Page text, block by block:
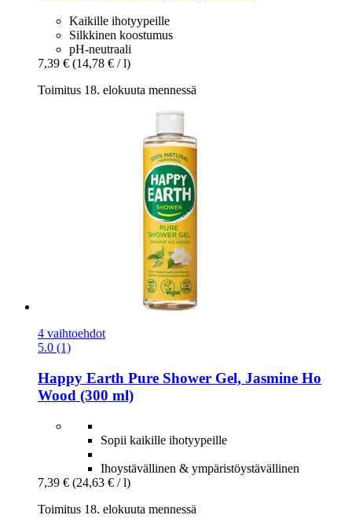
Kaikille ihotyypeille
Silkkinen koostumus
pH-neutraali
7,39 € (14,78 € / l)
Toimitus 18. elokuuta mennessä
4 vaihtoehdot
5.0 (1)
Happy Earth Pure Shower Gel, Jasmine Ho
Wood (300 ml)
Sopii kaikille ihotyypeille
Ihoystävällinen & ympäristöystävällinen
7,39 € (24,63 € / l)
Toimitus 18. elokuuta mennessä